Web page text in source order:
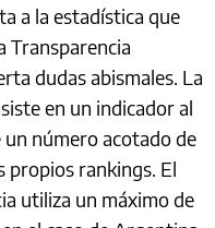
a la estadística que
Transparencia
dudas abismales. La
en un indicador al
número acotado de
propios rankings. El
utiliza un máximo de